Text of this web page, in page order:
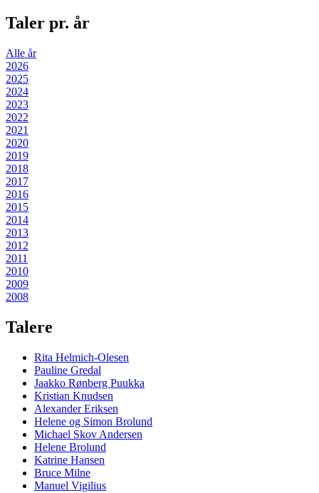
Taler pr. år
Alle år
2026
2025
2024
2023
2022
2021
2020
2019
2018
2017
2016
2015
2014
2013
2012
2011
2010
2009
2008
Talere
Rita Helmich-Olesen
Pauline Gredal
Jaakko Rønberg Puukka
Kristian Knudsen
Alexander Eriksen
Helene og Simon Brolund
Michael Skov Andersen
Helene Brolund
Katrine Hansen
Bruce Milne
Manuel Vigilius